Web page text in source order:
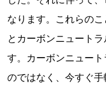
なります。これらの
とカーボンニュート
す。カーボンニュー
のではなく、今すぐ